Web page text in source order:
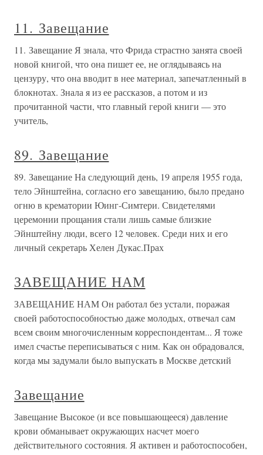
11. Завещание
11. Завещание Я знала, что Фрида страстно занята своей
новой книгой, что она пишет ее, не оглядываясь на
цензуру, что она вводит в нее материал, запечатленный в
блокнотах. Знала я из ее рассказов, а потом и из
прочитанной части, что главный герой книги — это
учитель,
89. Завещание
89. Завещание На следующий день, 19 апреля 1955 года,
тело Эйнштейна, согласно его завещанию, было предано
огню в крематории Юинг-Симтери. Свидетелями
церемонии прощания стали лишь самые близкие
Эйнштейну люди, всего 12 человек. Среди них и его
личный секретарь Хелен Дукас.Прах
ЗАВЕЩАНИЕ НАМ
ЗАВЕЩАНИЕ НАМ Он работал без устали, поражая
своей работоспособностью даже молодых, отвечал сам
всем своим многочисленным корреспондентам... Я тоже
имел счастье переписываться с ним. Как он обрадовался,
когда мы задумали было выпускать в Москве детский
Завещание
Завещание Высокое (и все повышающееся) давление
крови обманывает окружающих насчет моего
действительного состояния. Я активен и работоспособен,